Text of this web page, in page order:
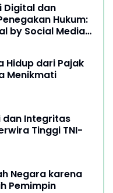
Digital dan
Hukum:
by Social Media
Hidup dari Pajak
Menikmati
dan Integritas
Tinggi TNI-
Negara karena
Pemimpin